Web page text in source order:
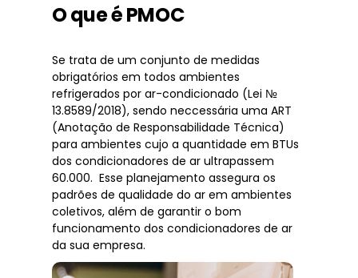
O que é PMOC
Se trata de um conjunto de medidas
obrigatórios em todos ambientes
refrigerados por ar-condicionado (Lei №
13.8589/2018), sendo neccessária uma ART
(Anotação de Responsabilidade Técnica)
para ambientes cujo a quantidade em BTUs
dos condicionadores de ar ultrapassem
60.000. Esse planejamento assegura os
padrões de qualidade do ar em ambientes
coletivos, além de garantir o bom
funcionamento dos condicionadores de ar
da sua empresa.